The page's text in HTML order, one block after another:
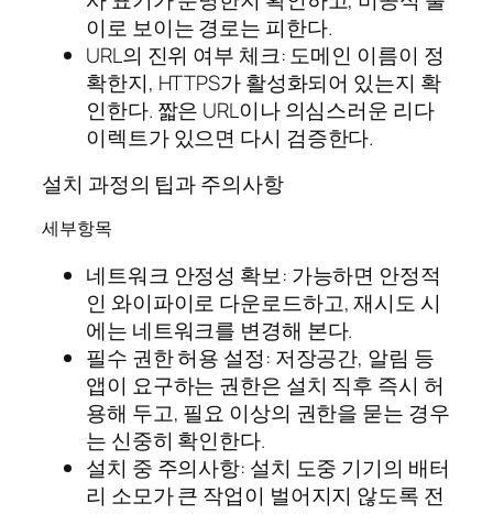
이로 보이는 경로는 피한다.
URL의 진위 여부 체크: 도메인 이름이 정
확한지, HTTPS가 활성화되어 있는지 확
인한다. 짧은 URL이나 의심스러운 리다
이렉트가 있으면 다시 검증한다.
설치 과정의 팁과 주의사항
세부항목
네트워크 안정성 확보: 가능하면 안정적
인 와이파이로 다운로드하고, 재시도 시
에는 네트워크를 변경해 본다.
필수 권한 허용 설정: 저장공간, 알림 등
앱이 요구하는 권한은 설치 직후 즉시 허
용해 두고, 필요 이상의 권한을 묻는 경우
는 신중히 확인한다.
설치 중 주의사항: 설치 도중 기기의 배터
리 소모가 큰 작업이 벌어지지 않도록 전